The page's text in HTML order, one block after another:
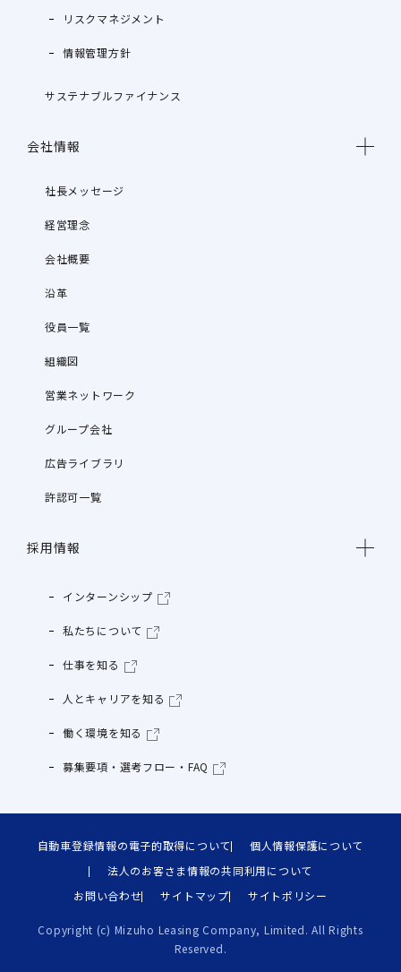
リスクマネジメント
情報管理方針
サステナブルファイナンス
会社情報
社長メッセージ
経営理念
会社概要
沿革
役員一覧
組織図
営業ネットワーク
グループ会社
広告ライブラリ
許認可一覧
採用情報
インターンシップ
私たちについて
仕事を知る
人とキャリアを知る
働く環境を知る
募集要項・選考フロー・FAQ
自動車登録情報の電子的取得について
個人情報保護について
法人のお客さま情報の共同利用について
お問い合わせ
サイトマップ サイトポリシー
Copyright (c) Mizuho Leasing Company, Limited. All Rights
Reserved.